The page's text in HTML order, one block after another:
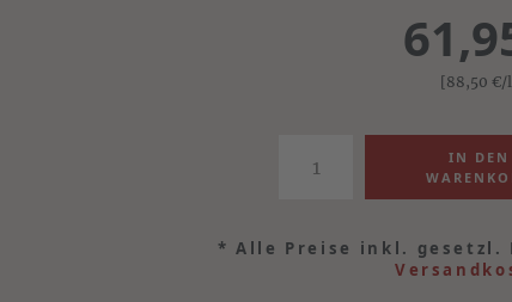
[88,50€/
* Alle Preise inkl. gesetzl.